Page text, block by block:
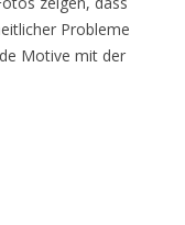
Probleme
Motive mit der